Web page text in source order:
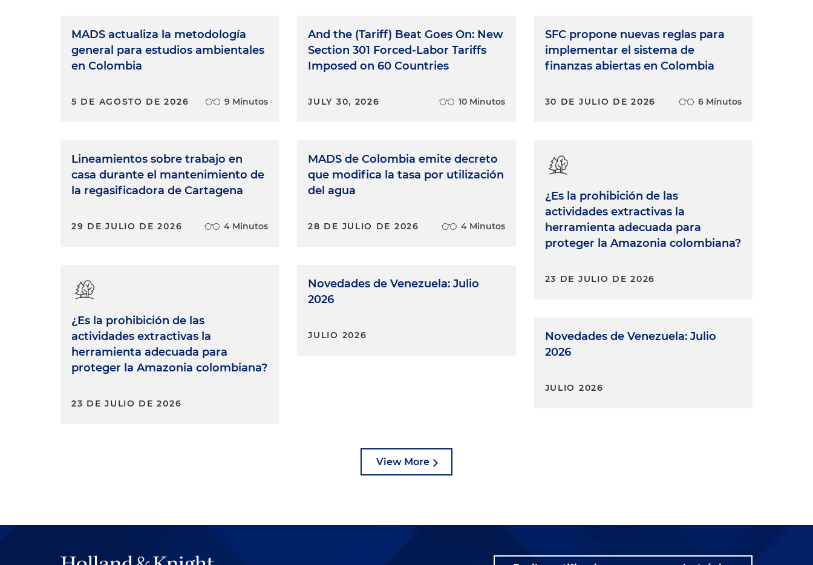
MADS actualiza la metodología
general para estudios ambientales
en Colombia
5 DE AGOSTO DE 2026 9 Minutos
Lineamientos sobre trabajo en
casa durante el mantenimiento de
la regasificadora de Cartagena
29 DE JULIO DE 2026 4 Minutos
¿Es la prohibición de las
actividades extractivas la
herramienta adecuada para
proteger la Amazonia colombiana?
23 DE JULIO DE 2026
And the (Tariff) Beat Goes On: New
Section 301 Forced-Labor Tariffs
Imposed on 60 Countries
JULY 30, 2026 10 Minutos
MADS de Colombia emite decreto
que modifica la tasa por utilización
del agua
28 DE JULIO DE 2026 4 Minutos
Novedades de Venezuela: Julio
2026
JULIO 2026
SFC propone nuevas reglas para
implementar el sistema de
finanzas abiertas en Colombia
30 DE JULIO DE 2026 6 Minutos
¿Es la prohibición de las
actividades extractivas la
herramienta adecuada para
proteger la Amazonia colombiana?
23 DE JULIO DE 2026
Novedades de Venezuela: Julio
2026
JULIO 2026
View More